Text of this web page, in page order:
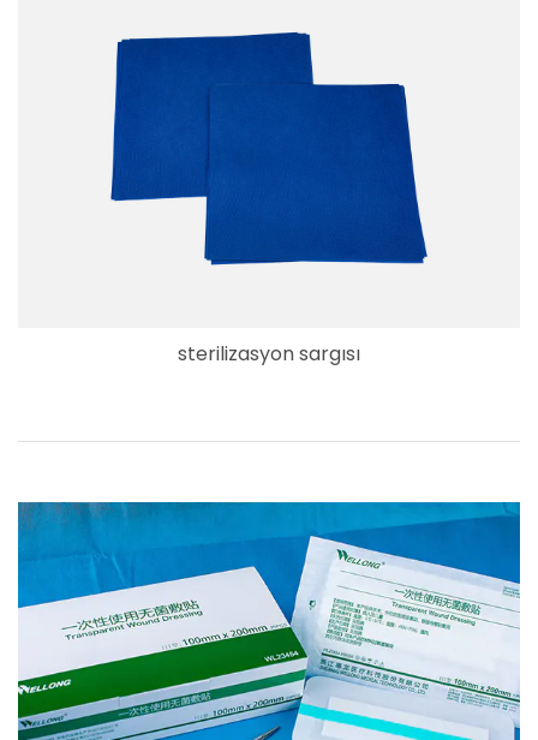
sterilizasyon sargısı